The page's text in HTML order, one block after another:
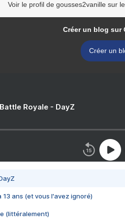
Voir le profil de gousses2vanille sur
Créer un blog sur
Créer un
Royale - DayZ
13 ans (et vous l'avez ignoré)
(littéralement)